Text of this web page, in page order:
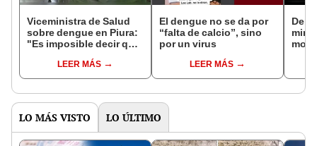
Viceministra de Salud
sobre dengue en Piura:
"Es imposible decir que
descendiendo"
LEER MÁS
El dengue no se da por
“falta de calcio”, sino
por un virus
LEER MÁS
LO MÁS VISTO LO ÚLTIMO